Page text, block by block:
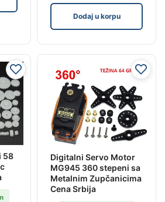
Dodaj u korpu
58
Digitalni Servo Motor
MG945 360 stepeni sa
Metalnim Zupčanicima
Cena Srbija